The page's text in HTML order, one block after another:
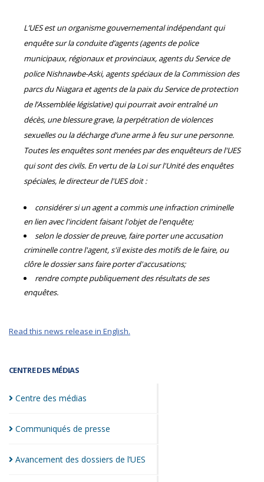
CENTRE DES MÉDIAS
Centre des médias
Communiqués de presse
Avancement des dossiers de l’UES
L’UES est un organisme gouvernemental indépendant qui
enquête sur la conduite d’agents (agents de police
municipaux, régionaux et provinciaux, agents du Service de
police Nishnawbe-Aski, agents spéciaux de la Commission des
parcs du Niagara et agents de la paix du Service de protection
de l’Assemblée législative) qui pourrait avoir entraîné un
décès, une blessure grave, la perpétration de violences
sexuelles ou la décharge d’une arme à feu sur une personne.
Toutes les enquêtes sont menées par des enquêteurs de l'UES
qui sont des civils. En vertu de la Loi sur l'Unité des enquêtes
spéciales, le directeur de l'UES doit :
considérer si un agent a commis une infraction criminelle
en lien avec l'incident faisant l'objet de l'enquête;
selon le dossier de preuve, faire porter une accusation
criminelle contre l'agent, s'il existe des motifs de le faire, ou
clôre le dossier sans faire porter d'accusations;
rendre compte publiquement des résultats de ses
enquêtes.
Read this news release in English.